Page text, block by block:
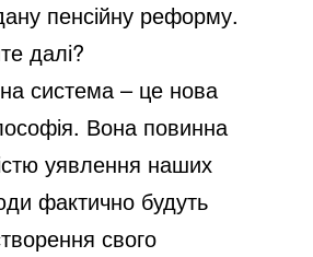
пенсійну реформу.
далі?
система – це нова
Вона повинна
уявлення наших
фактично будуть
свого